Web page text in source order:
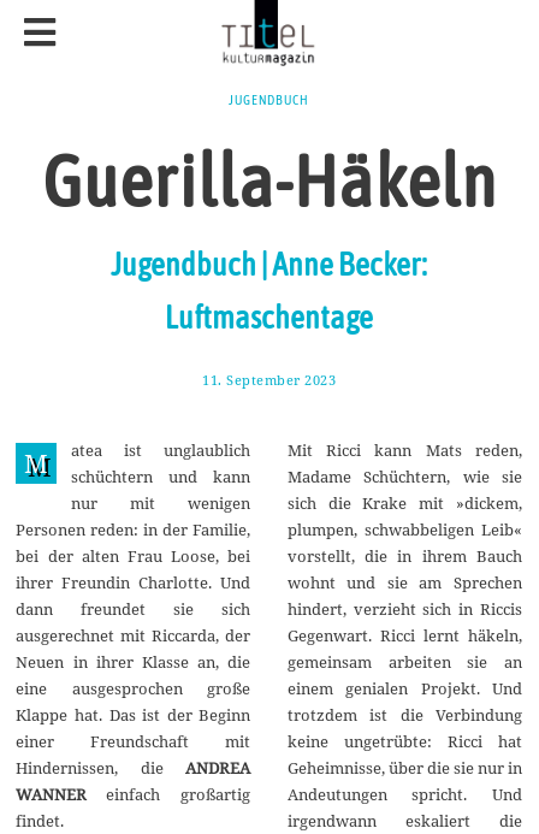
JUGENDBUCH
Guerilla-Häkeln
Jugendbuch | Anne Becker:
Luftmaschentage
11. September 2023
e
t
e
m
b
e
0
2
M
atea ist unglaublich
schüchtern und kann
nur mit wenigen
Personen reden: in der Familie,
bei der alten Frau Loose, bei
ihrer Freundin Charlotte. Und
dann freundet sie sich
ausgerechnet mit Riccarda, der
Neuen in ihrer Klasse an, die
eine ausgesprochen große
Klappe hat. Das ist der Beginn
einer Freundschaft mit
Hindernissen, die ANDREA
WANNEReinfach großartig
findet.
Mit Ricci kann Mats reden,
Madame Schüchtern, wie sie
sich die Krake mit »dickem,
plumpen, schwabbeligen Leib«
vorstellt, die in ihrem Bauch
wohnt und sie am Sprechen
hindert, verzieht sich in Riccis
Gegenwart. Ricci lernt häkeln,
gemeinsam arbeiten sie an
einem genialen Projekt. Und
trotzdem ist die Verbindung
keine ungetrübte: Ricci hat
Geheimnisse, über die sie nur in
Andeutungen spricht. Und
irgendwann eskaliert die